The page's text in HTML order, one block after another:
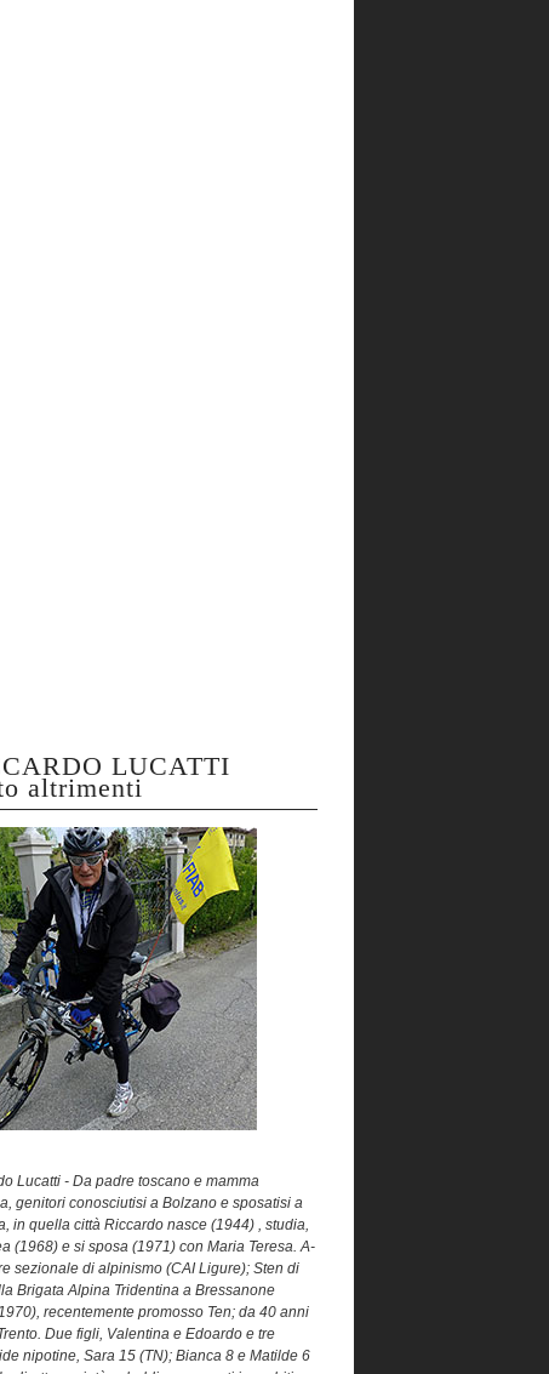
LUCATTI
altrimenti
Lucatti - Da padre toscano e mamma
genitori conosciutisi a Bolzano e sposatisi a
in quella città Riccardo nasce (1944) , studia,
(1968) e si sposa (1971) con Maria Teresa. A-
sezionale di alpinismo (CAI Ligure); Sten di
Brigata Alpina Tridentina a Bressanone
recentemente promosso Ten; da 40 anni
Due figli, Valentina e Edoardo e tre
nipotine, Sara 15 (TN); Bianca 8 e Matilde 6